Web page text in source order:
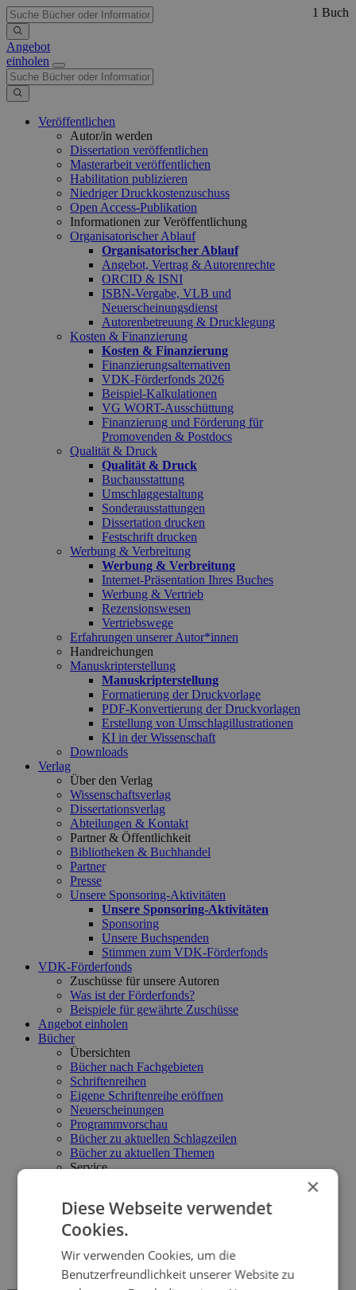
Angebot
einholen
Veröffentlichen
Autor/in werden
Dissertation veröffentlichen
Masterarbeit veröffentlichen
Habilitation publizieren
Niedriger Druckkostenzuschuss
Open Access-Publikation
Informationen zur Veröffentlichung
Organisatorischer Ablauf
Organisatorischer Ablauf
Angebot, Vertrag & Autorenrechte
ORCID & ISNI
ISBN-Vergabe, VLB und
Neuerscheinungsdienst
Autorenbetreuung & Drucklegung
Kosten & Finanzierung
Kosten & Finanzierung
Finanzierungsalternativen
VDK-Förderfonds 2026
Beispiel-Kalkulationen
VG WORT-Ausschüttung
Finanzierung und Förderung für
Promovenden & Postdocs
Qualität & Druck
Qualität & Druck
Buchausstattung
Umschlaggestaltung
Sonderausstattungen
Dissertation drucken
Festschrift drucken
Werbung & Verbreitung
Werbung & Verbreitung
Internet-Präsentation Ihres Buches
Werbung & Vertrieb
Rezensionswesen
Vertriebswege
Erfahrungen unserer Autor*innen
Handreichungen
Manuskripterstellung
Manuskripterstellung
Formatierung der Druckvorlage
PDF-Konvertierung der Druckvorlagen
Erstellung von Umschlagillustrationen
KI in der Wissenschaft
Downloads
Verlag
Über den Verlag
Wissenschaftsverlag
Dissertationsverlag
Abteilungen & Kontakt
Partner & Öffentlichkeit
Bibliotheken & Buchhandel
Partner
Presse
Unsere Sponsoring-Aktivitäten
Unsere Sponsoring-Aktivitäten
Sponsoring
Unsere Buchspenden
Stimmen zum VDK-Förderfonds
VDK-Förderfonds
Zuschüsse für unsere Autoren
Was ist der Förderfonds?
Beispiele für gewährte Zuschüsse
Angebot einholen
Bücher
Übersichten
Bücher nach Fachgebieten
Schriftenreihen
Eigene Schriftenreihe eröffnen
Neuerscheinungen
Programmvorschau
Bücher zu aktuellen Schlagzeilen
Bücher zu aktuellen Themen
Service
Neuerscheinungsdienst
Open Access
Shop
1 Buch
×
Diese Webseite verwendet
Cookies.
Wir verwenden Cookies, um die
Benutzerfreundlichkeit unserer Website zu